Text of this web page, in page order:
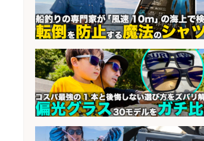
会社名 株式会社ホットスタッフ五日市
sponsored by 求人ボックス
精肉・青果・鮮魚販売/「志布志
市」「時給1,150円〜」志布志市内
でお魚のカットや商品の陳列スタッ
フ/車通勤OK×時間選べる×未経験歓
迎/鹿児島県/志布志市
会社名 株式会社ホットスタッフ鹿児島